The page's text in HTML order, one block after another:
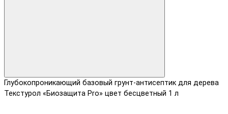
Глубокопроникающий базовый грунт-антисептик для дерева
Текстурол «Биозащита Pro» цвет бесцветный 1 л